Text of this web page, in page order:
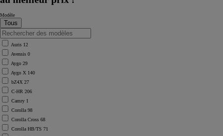
Modèle
Auris 12
Avensis 0
Aygo 29
Aygo X 140
bZ4X 27
C-HR 206
Camry 1
Corolla 98
Corolla Cross 68
Corolla HB/TS 71